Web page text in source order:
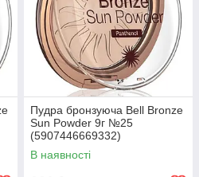
Пудра бронзуюча Bell Bronze
Sun Powder 9г №25
(5907446669332)
В наявності